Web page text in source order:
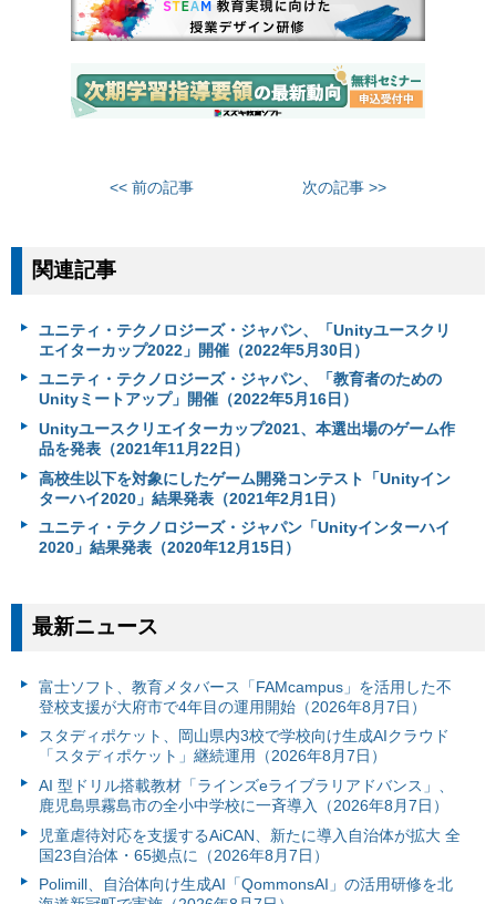
<< 前の記事 次の記事 >>
関連記事
ユニティ・テクノロジーズ・ジャパン、「Unityユースクリ
エイターカップ2022」開催（2022年5月30日）
ユニティ・テクノロジーズ・ジャパン、「教育者のための
Unityミートアップ」開催（2022年5月16日）
Unityユースクリエイターカップ2021、本選出場のゲーム作
品を発表（2021年11月22日）
高校生以下を対象にしたゲーム開発コンテスト「Unityイン
ターハイ2020」結果発表（2021年2月1日）
ユニティ・テクノロジーズ・ジャパン「Unityインターハイ
2020」結果発表（2020年12月15日）
最新ニュース
富⼠ソフト、教育メタバース「FAMcampus」を活用した不
登校支援が大府市で4年目の運用開始（2026年8月7日）
スタディポケット、岡山県内3校で学校向け生成AIクラウド
「スタディポケット」継続運用（2026年8月7日）
AI 型ドリル搭載教材「ラインズeライブラリアドバンス」、
鹿児島県霧島市の全小中学校に一斉導入（2026年8月7日）
児童虐待対応を支援するAiCAN、新たに導入自治体が拡大 全
国23自治体・65拠点に（2026年8月7日）
Polimill、自治体向け生成AI「QommonsAI」の活用研修を北